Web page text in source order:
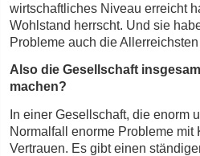
wirtschaftliches Niveau erreicht
Wohlstand herrscht. Und sie
Probleme auch die
Also die Gesellschaft
machen?
In einer Gesellschaft, die enorm
Normalfall enorme Probleme mit
Vertrauen. Es gibt einen